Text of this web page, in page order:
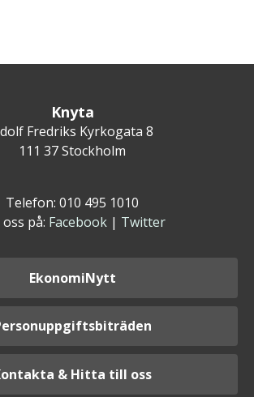
Knyta
Fredriks Kyrkogata 8
111 37 Stockholm
Telefon: 010 495 1010
oss på: Facebook | Twitter
EkonomiNytt
& Hitta till oss